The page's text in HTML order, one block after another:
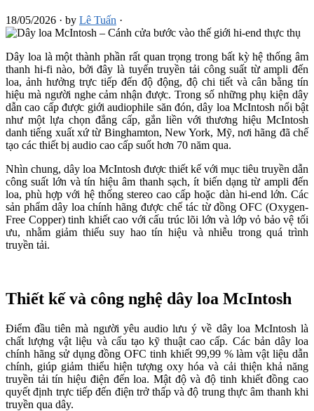
18/05/2026 · by Lê Tuấn ·
Dây loa là một thành phần rất quan trọng trong bất kỳ hệ thống âm
thanh hi-fi nào, bởi đây là tuyến truyền tải công suất từ ampli đến
loa, ảnh hưởng trực tiếp đến độ động, độ chi tiết và cân bằng tín
hiệu mà người nghe cảm nhận được. Trong số những phụ kiện dây
dẫn cao cấp được giới audiophile săn đón, dây loa McIntosh nổi bật
như một lựa chọn đẳng cấp, gắn liền với thương hiệu McIntosh
danh tiếng xuất xứ từ Binghamton, New York, Mỹ, nơi hãng đã chế
tạo các thiết bị audio cao cấp suốt hơn 70 năm qua.
Nhìn chung, dây loa McIntosh được thiết kế với mục tiêu truyền dẫn
công suất lớn và tín hiệu âm thanh sạch, ít biến dạng từ ampli đến
loa, phù hợp với hệ thống stereo cao cấp hoặc dàn hi-end lớn. Các
sản phẩm dây loa chính hãng được chế tác từ đồng OFC (Oxygen-
Free Copper) tinh khiết cao với cấu trúc lõi lớn và lớp vỏ bảo vệ tối
ưu, nhằm giảm thiểu suy hao tín hiệu và nhiễu trong quá trình
truyền tải.
Thiết kế và công nghệ dây loa McIntosh
Điểm đầu tiên mà người yêu audio lưu ý về dây loa McIntosh là
chất lượng vật liệu và cấu tạo kỹ thuật cao cấp. Các bản dây loa
chính hãng sử dụng đồng OFC tinh khiết 99,99 % làm vật liệu dẫn
chính, giúp giảm thiểu hiện tượng oxy hóa và cải thiện khả năng
truyền tải tín hiệu điện đến loa. Mật độ và độ tinh khiết đồng cao
quyết định trực tiếp đến điện trở thấp và độ trung thực âm thanh khi
truyền qua dây.